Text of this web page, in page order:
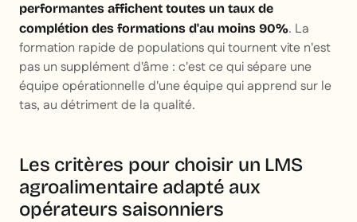
performantes affichent toutes un taux de
complétion des formations d'au moins 90%. La
formation rapide de populations qui tournent vite n'est
pas un supplément d'âme : c'est ce qui sépare une
équipe opérationnelle d'une équipe qui apprend sur le
tas, au détriment de la qualité.
Les critères pour choisir un LMS
agroalimentaire adapté aux
opérateurs saisonniers